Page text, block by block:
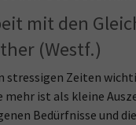
mit den
(Westf.)
stressigen Zeiten
mehr ist als kleine
Bedürfnisse und